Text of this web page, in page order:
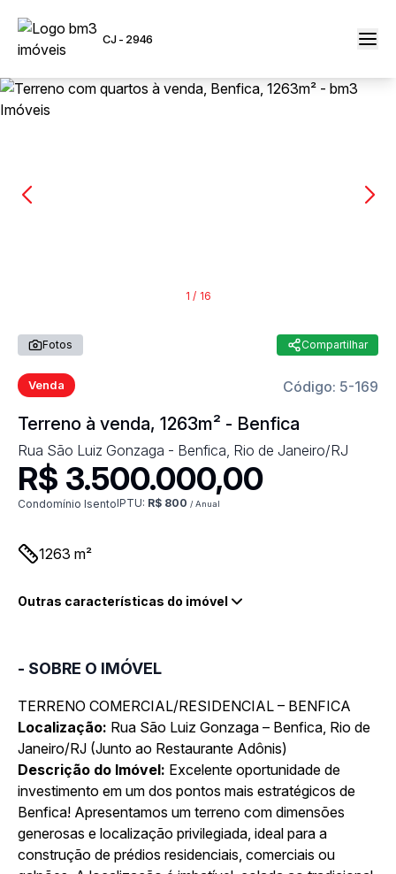
CJ - 2946
1 / 16
Fotos Compartilhar
Venda Código: 5-169
Terreno à venda, 1263m² - Benfica
Rua São Luiz Gonzaga - Benfica, Rio de Janeiro/RJ
R$ 3.500.000,00
Condomínio IsentoIPTU: R$ 800 / Anual
1263 m²
Outras características do imóvel
- SOBRE O IMÓVEL
TERRENO COMERCIAL/RESIDENCIAL – BENFICA
Localização: Rua São Luiz Gonzaga – Benfica, Rio de
Janeiro/RJ (Junto ao Restaurante Adônis)
Descrição do Imóvel: Excelente oportunidade de
investimento em um dos pontos mais estratégicos de
Benfica! Apresentamos um terreno com dimensões
generosas e localização privilegiada, ideal para a
construção de prédios residenciais, comerciais ou